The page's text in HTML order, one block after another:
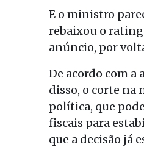
E o ministro
rebaixou o rating
anúncio, por
De acordo com a
disso, o corte na
política, que
fiscais para
que a decisão já